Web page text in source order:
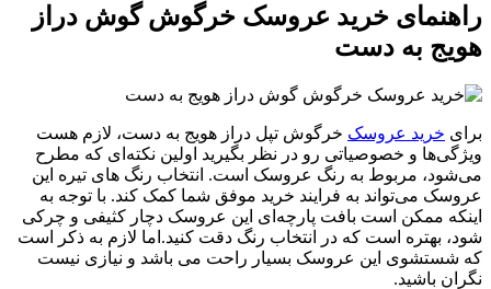
راهنمای خرید عروسک خرگوش گوش دراز
هویج به دست
برای خرید عروسک خرگوش تپل دراز هویج به دست، لازم هست
ویژگی‌ها و خصوصیاتی رو در نظر بگیرید اولین نکته‌ای که مطرح
می‌شود، مربوط به رنگ عروسک است. انتخاب رنگ‌ های تیره این
عروسک می‌تواند به فرایند خرید موفق شما کمک کند. با توجه به
اینکه ممکن است بافت پارچه‌ای این عروسک دچار کثیفی و چرکی
شود، بهتره است که در انتخاب رنگ دقت کنید.اما لازم به ذکر است
که شستشوی این عروسک بسیار راحت می باشد و نیازی نیست
نگران باشید.